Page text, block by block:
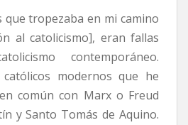
que tropezaba en mi camino
al catolicismo], eran fallas
contemporáneo.
modernos que he
común con Marx o Freud
y Santo Tomás de Aquino.